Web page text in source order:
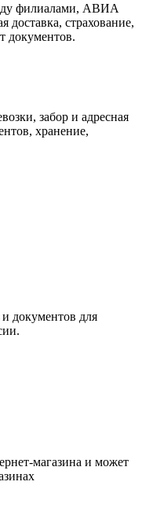
филиалами, АВИА
доставка, страхование,
документов.
забор и адресная
хранение,
документов для
магазина и может